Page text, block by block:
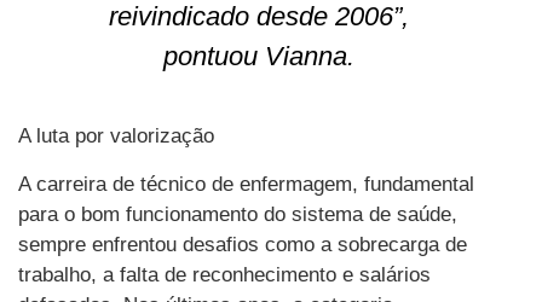
reivindicado desde 2006”,
pontuou Vianna.
A luta por valorização
A carreira de técnico de enfermagem, fundamental
para o bom funcionamento do sistema de saúde,
sempre enfrentou desafios como a sobrecarga de
trabalho, a falta de reconhecimento e salários